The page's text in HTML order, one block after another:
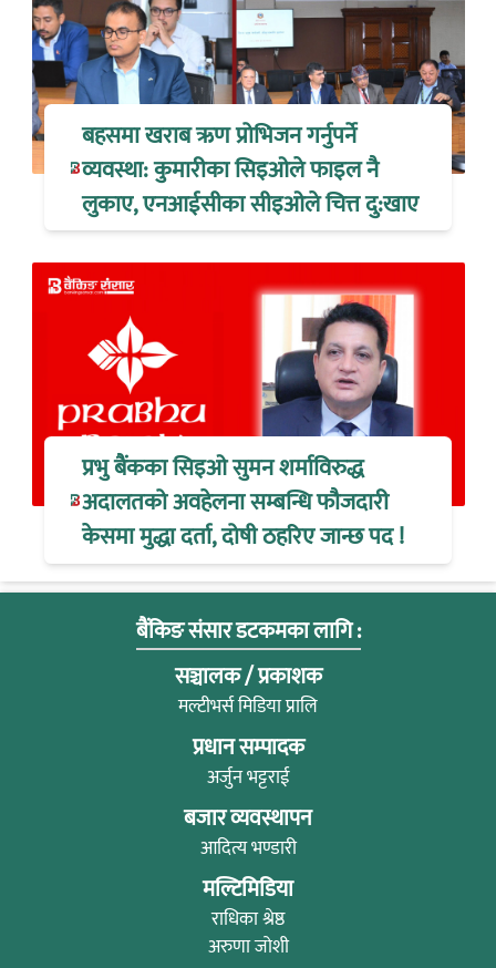
बहसमा खराब ऋण प्रोभिजन गर्नुपर्ने
व्यवस्था: कुमारीका सिइओले फाइल नै
लुकाए, एनआईसीका सीइओले चित्त दु:खाए
प्रभु बैंकका सिइओ सुमन शर्माविरुद्ध
अदालतको अवहेलना सम्बन्धि फौजदारी
केसमा मुद्धा दर्ता, दोषी ठहरिए जान्छ पद !
बैंकिङ संसार डटकमका लागि :
सञ्चालक / प्रकाशक
मल्टीभर्स मिडिया प्रालि
प्रधान सम्पादक
अर्जुन भट्टराई
बजार व्यवस्थापन
आदित्य भण्डारी
मल्टिमिडिया
राधिका श्रेष्ठ
अरुणा जोशी